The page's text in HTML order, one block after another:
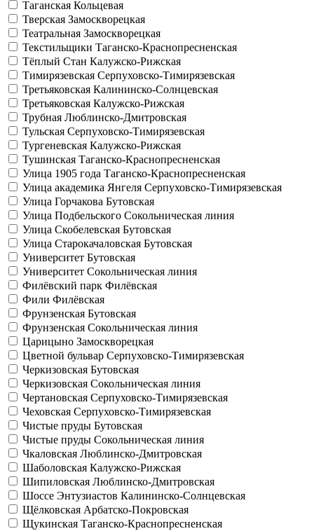
Таганская Кольцевая
Тверская Замоскворецкая
Театральная Замоскворецкая
Текстильщики Таганско-Краснопресненская
Тёплый Стан Калужско-Рижская
Тимирязевская Серпуховско-Тимирязевская
Третьяковская Калининско-Солнцевская
Третьяковская Калужско-Рижская
Трубная Люблинско-Дмитровская
Тульская Серпуховско-Тимирязевская
Тургеневская Калужско-Рижская
Тушинская Таганско-Краснопресненская
Улица 1905 года Таганско-Краснопресненская
Улица академика Янгеля Серпуховско-Тимирязевская
Улица Горчакова Бутовская
Улица Подбельского Сокольническая линия
Улица Скобелевская Бутовская
Улица Старокачаловская Бутовская
Университет Бутовская
Университет Сокольническая линия
Филёвский парк Филёвская
Фили Филёвская
Фрунзенская Бутовская
Фрунзенская Сокольническая линия
Царицыно Замоскворецкая
Цветной бульвар Серпуховско-Тимирязевская
Черкизовская Бутовская
Черкизовская Сокольническая линия
Чертановская Серпуховско-Тимирязевская
Чеховская Серпуховско-Тимирязевская
Чистые пруды Бутовская
Чистые пруды Сокольническая линия
Чкаловская Люблинско-Дмитровская
Шаболовская Калужско-Рижская
Шипиловская Люблинско-Дмитровская
Шоссе Энтузиастов Калининско-Солнцевская
Щёлковская Арбатско-Покровская
Щукинская Таганско-Краснопресненская